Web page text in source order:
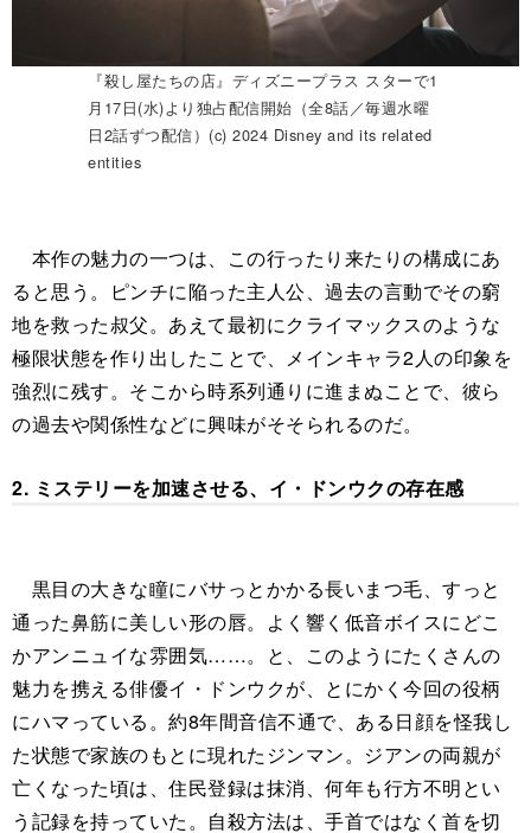
『殺し屋たちの店』ディズニープラス スターで1
月17日(水)より独占配信開始（全8話／毎週水曜
日2話ずつ配信）(c) 2024 Disney and its related
entities
本作の魅力の一つは、この行ったり来たりの構成にあ
ると思う。ピンチに陥った主人公、過去の言動でその窮
地を救った叔父。あえて最初にクライマックスのような
極限状態を作り出したことで、メインキャラ2人の印象を
強烈に残す。そこから時系列通りに進まぬことで、彼ら
の過去や関係性などに興味がそそられるのだ。
2. ミステリーを加速させる、イ・ドンウクの存在感
黒目の大きな瞳にバサっとかかる長いまつ毛、すっと
通った鼻筋に美しい形の唇。よく響く低音ボイスにどこ
かアンニュイな雰囲気……。と、このようにたくさんの
魅力を携える俳優イ・ドンウクが、とにかく今回の役柄
にハマっている。約8年間音信不通で、ある日顔を怪我し
た状態で家族のもとに現れたジンマン。ジアンの両親が
亡くなった頃は、住民登録は抹消、何年も行方不明とい
う記録を持っていた。自殺方法は、手首ではなく首を切